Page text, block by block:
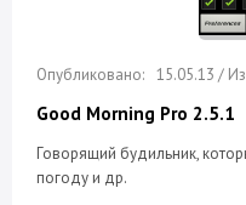
15.05.13 /
Good Morning Pro 2.5.1
Говорящий будильник,
погоду и др.